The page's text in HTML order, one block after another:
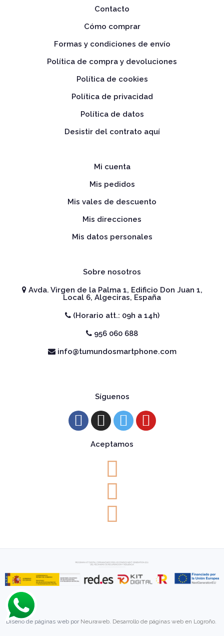
Contacto
Cómo comprar
Formas y condiciones de envío
Política de compra y devoluciones
Política de cookies
Política de privacidad
Política de datos
Desistir del contrato aquí
Mi cuenta
Mis pedidos
Mis vales de descuento
Mis direcciones
Mis datos personales
Sobre nosotros
Avda. Virgen de la Palma 1, Edificio Don Juan 1,
Local 6, Algeciras, España
(Horario att.: 09h a 14h)
956 060 688
info@tumundosmartphone.com
Síguenos
Aceptamos
Diseño de páginas web por Neuraweb. Desarrollo de páginas web en Logroño.